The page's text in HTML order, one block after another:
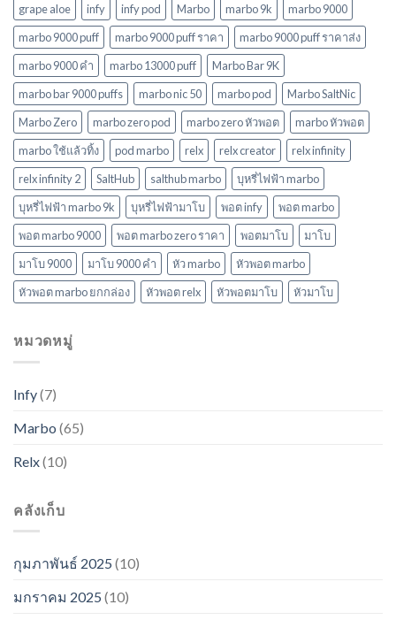
นิยม
ใหม่
ล่าสุด
ในปี
2568
grape aloe infy infy pod Marbo marbo 9k
marbo 9000
marbo 9000 puff
marbo 9000 puff ราคา
marbo 9000 puff ราคาส่ง
marbo 9000 คํา
marbo 13000 puff
Marbo Bar 9K
marbo bar 9000 puffs
marbo nic 50 marbo pod
Marbo SaltNic
Marbo Zero
marbo zero pod marbo zero หัวพอต
marbo หัวพอต
marbo ใช้แล้วทิ้ง
pod marbo relx relx creator
relx infinity
relx infinity 2
SaltHub salthub marbo
บุหรี่ไฟฟ้า marbo
บุหรี่ไฟฟ้า marbo 9k
บุหรี่ไฟฟ้ามาโบ พอต infy
พอต marbo
พอต marbo 9000
พอต marbo zero ราคา พอตมาโบ
มาโบ
มาโบ 9000
มาโบ 9000 คํา หัว marbo
หัวพอต marbo
หัวพอต marbo ยกกล่อง
หัวพอต relx หัวพอตมาโบ หัวมาโบ
หมวดหมู่
Infy(7)
Marbo (65)
Relx(10)
คลังเก็บ
กุมภาพันธ์ 2025 (10)
มกราคม 2025 (10)